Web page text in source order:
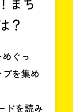
？
ぐっ
を集め
ドを読み